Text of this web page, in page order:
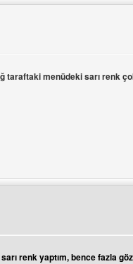
taraftaki menüdeki sarı renk
renk yaptım, bence fazla